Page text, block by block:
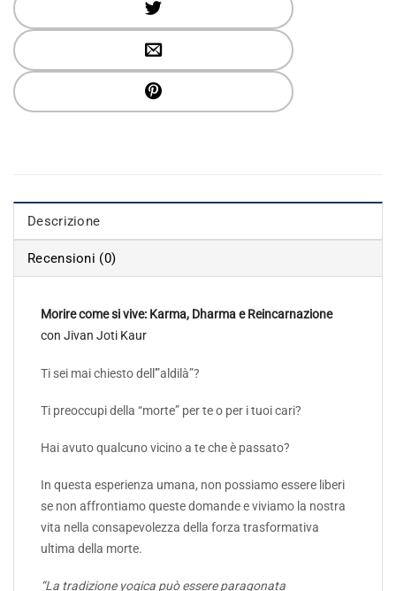
Descrizione
Recensioni (0)
Morire come si vive: Karma, Dharma e Reincarnazione
con Jivan Joti Kaur
Ti sei mai chiesto dell'”aldilà”?
Ti preoccupi della “morte” per te o per i tuoi cari?
Hai avuto qualcuno vicino a te che è passato?
In questa esperienza umana, non possiamo essere liberi
se non affrontiamo queste domande e viviamo la nostra
vita nella consapevolezza della forza trasformativa
ultima della morte.
“La tradizione yogica può essere paragonata